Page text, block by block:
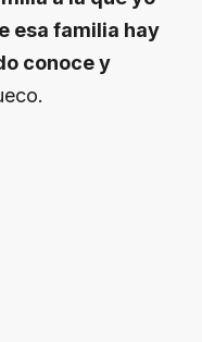
esa familia hay
conoce y